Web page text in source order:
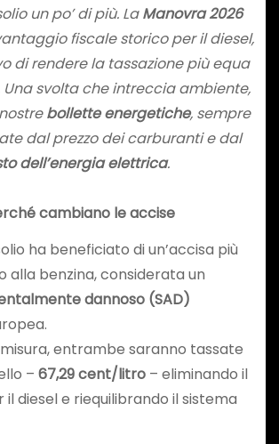
un po’ di più. LaManovra 2026
fiscale storico per il diesel,
di rendere la tassazione più equa
Una svolta che intreccia ambiente,
bollette energetiche, sempre
dal prezzo dei carburanti e dal
dell’energia elettrica.
cambiano le accise
ha beneficiato di un’accisa più
alla benzina, considerata un
dannoso (SAD)
entrambe saranno tassate
– 67,29 cent/litro– eliminando il
diesel e riequilibrando il sistema